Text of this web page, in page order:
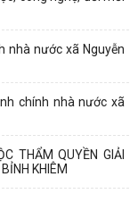
nhà nước xã Nguyễn
chính nhà nước xã
THẨM QUYỀN GIẢI
KHIÊM